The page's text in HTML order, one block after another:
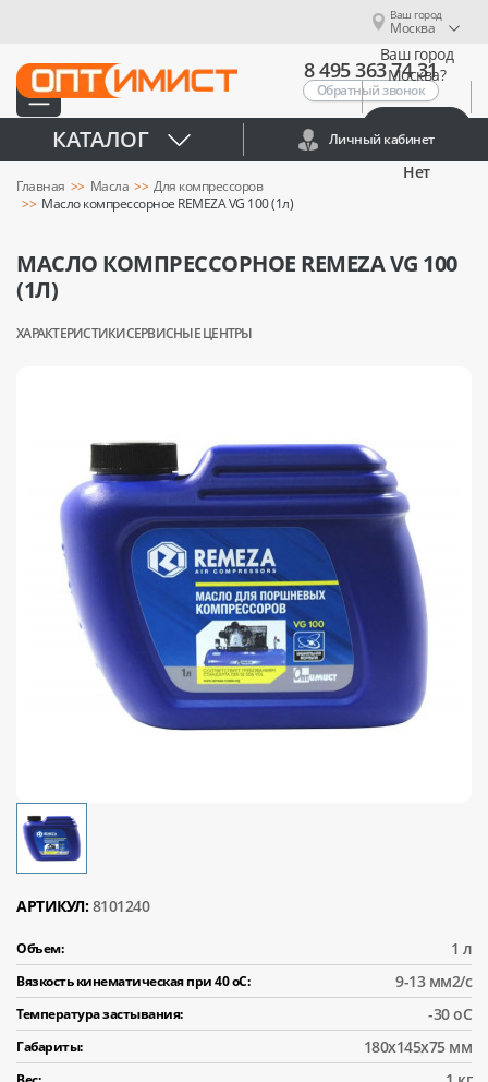
Ваш город
Москва
Ваш город
Москва?
Нет
8 495 363 74 31
Обратный звонок
КАТАЛОГ Личный кабинет
Главная Масла
Для компрессоров
Масло компрессорное REMEZA VG 100 (1л)
МАСЛО КОМПРЕССОРНОЕ REMEZA VG 100
(1Л)
ХАРАКТЕРИСТИКИСЕРВИСНЫЕ ЦЕНТРЫ
АРТИКУЛ: 8101240
Объем: 1 л
Вязкость кинематическая при 40 оС: 9-13 мм2/с
Температура застывания: -30 оС
Габариты: 180x145x75 мм